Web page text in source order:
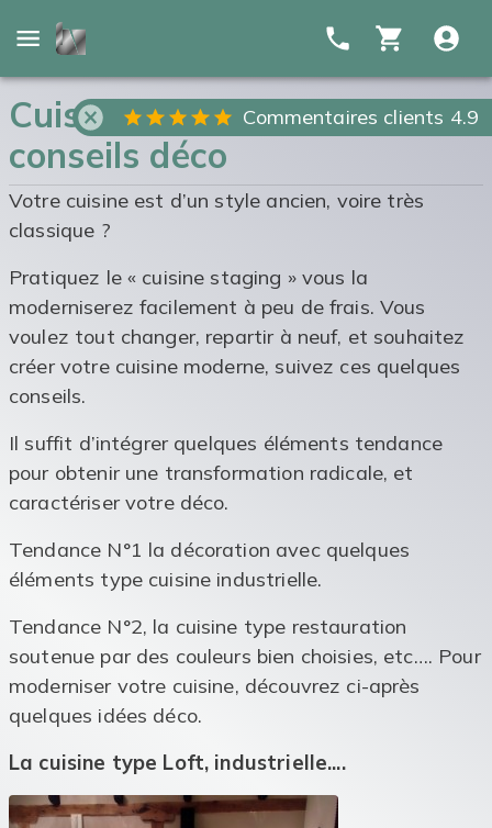
Commentaires clients 4.9
Cuisine moderne : idées et
conseils déco
Votre cuisine est d’un style ancien, voire très
classique ?
Pratiquez le « cuisine staging » vous la
moderniserez facilement à peu de frais. Vous
voulez tout changer, repartir à neuf, et souhaitez
créer votre cuisine moderne, suivez ces quelques
conseils.
Il suffit d’intégrer quelques éléments tendance
pour obtenir une transformation radicale, et
caractériser votre déco.
Tendance N°1 la décoration avec quelques
éléments type cuisine industrielle.
Tendance N°2, la cuisine type restauration
soutenue par des couleurs bien choisies, etc…. Pour
moderniser votre cuisine, découvrez ci-après
quelques idées déco.
La cuisine type Loft, industrielle....